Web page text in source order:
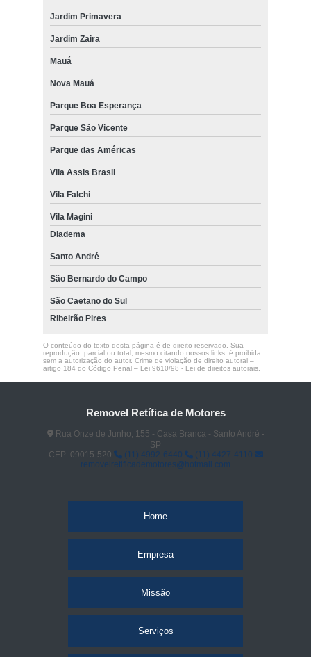
Jardim Primavera
Jardim Zaira
Mauá
Nova Mauá
Parque Boa Esperança
Parque São Vicente
Parque das Américas
Vila Assis Brasil
Vila Falchi
Vila Magini
Diadema
Santo André
São Bernardo do Campo
São Caetano do Sul
Ribeirão Pires
O conteúdo do texto desta página é de direito reservado. Sua
reprodução, parcial ou total, mesmo citando nossos links, é proibida
sem a autorização do autor. Crime de violação de direito autoral –
artigo 184 do Código Penal – Lei 9610/98 - Lei de direitos autorais.
Removel Retífica de Motores
Rua Onze de Junho, 155 - Casa Branca - Santo André -
SP
CEP: 09015-520
(11) 4992-6440
(11) 4427-4110
removelretificademotores@hotmail.com
Home
Empresa
Missão
Serviços